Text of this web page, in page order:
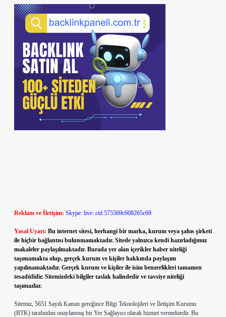
Reklam ve İletişim: Skype: live:.cid.575569c608265c69
Yasal Uyarı: Bu internet sitesi, herhangi bir marka, kurum veya şahıs şirketi
ile hiçbir bağlantısı bulunmamaktadır. Sitede yalnızca kendi hazırladığımız
makaleler paylaşılmaktadır. Burada yer alan içerikler haber niteliği
taşımamakta olup, gerçek kurum ve kişiler hakkında paylaşım
yapılmamaktadır. Gerçek kurum ve kişiler ile isim benzerlikleri tamamen
tesadüfidir. Sitemizdeki bilgiler taslak halindedir ve tavsiye niteliği
taşımazlar.
Sitemiz, 5651 Sayılı Kanun gereğince Bilgi Teknolojileri ve İletişim Kurumu
(BTK) tarafından onaylanmış bir Yer Sağlayıcı olarak hizmet vermektedir. Bu